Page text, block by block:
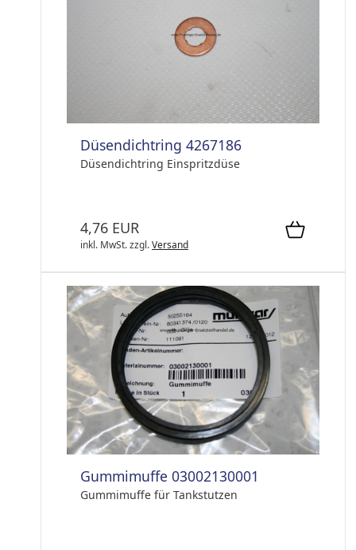
Düsendichtring 4267186
Düsendichtring Einspritzdüse
4,76 EUR
inkl. MwSt.zzgl.Versand
Gummimuffe 03002130001
Gummimuffe für Tankstutzen